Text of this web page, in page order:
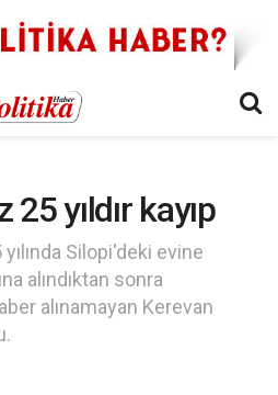
yıldır kayıp
yılında Silopi'deki evine
alındıktan sonra
alınamayan Kerevan